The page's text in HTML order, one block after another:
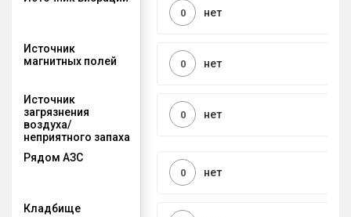
нет
0
Источник
магнитных полей
нет
0
Источник
загрязнения
воздуха/
неприятного запаха
нет
0
Рядом АЗС
нет
0
Кладбище